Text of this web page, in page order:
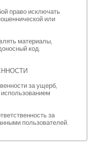
право исключать
или
материалы,
код.
за ущерб,
за
пользователей.